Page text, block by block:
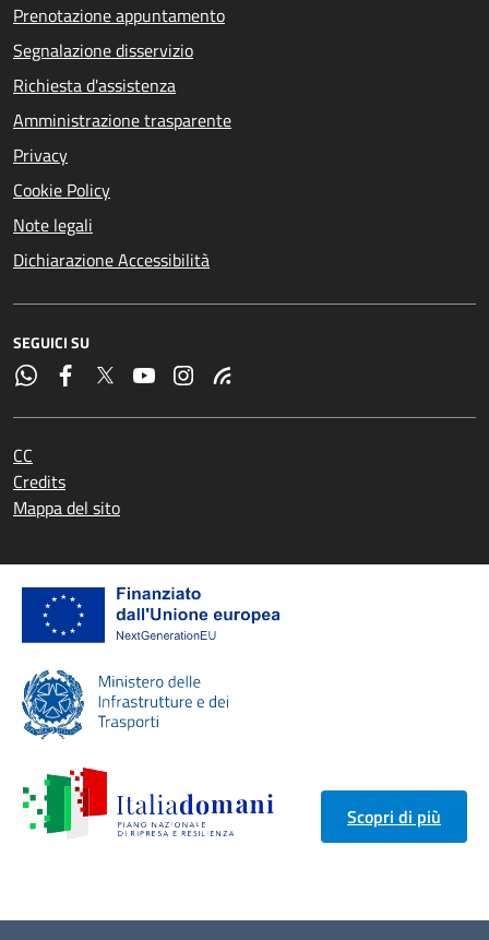
Prenotazione appuntamento
Segnalazione disservizio
Richiesta d'assistenza
Amministrazione trasparente
Privacy
Cookie Policy
Note legali
Dichiarazione Accessibilità
SEGUICI SU
CC
Credits
Mappa del sito
Scopri di più